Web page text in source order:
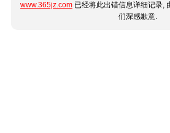
www.365jz.com 已经将此出错信息详细记录,
们深感歉意.